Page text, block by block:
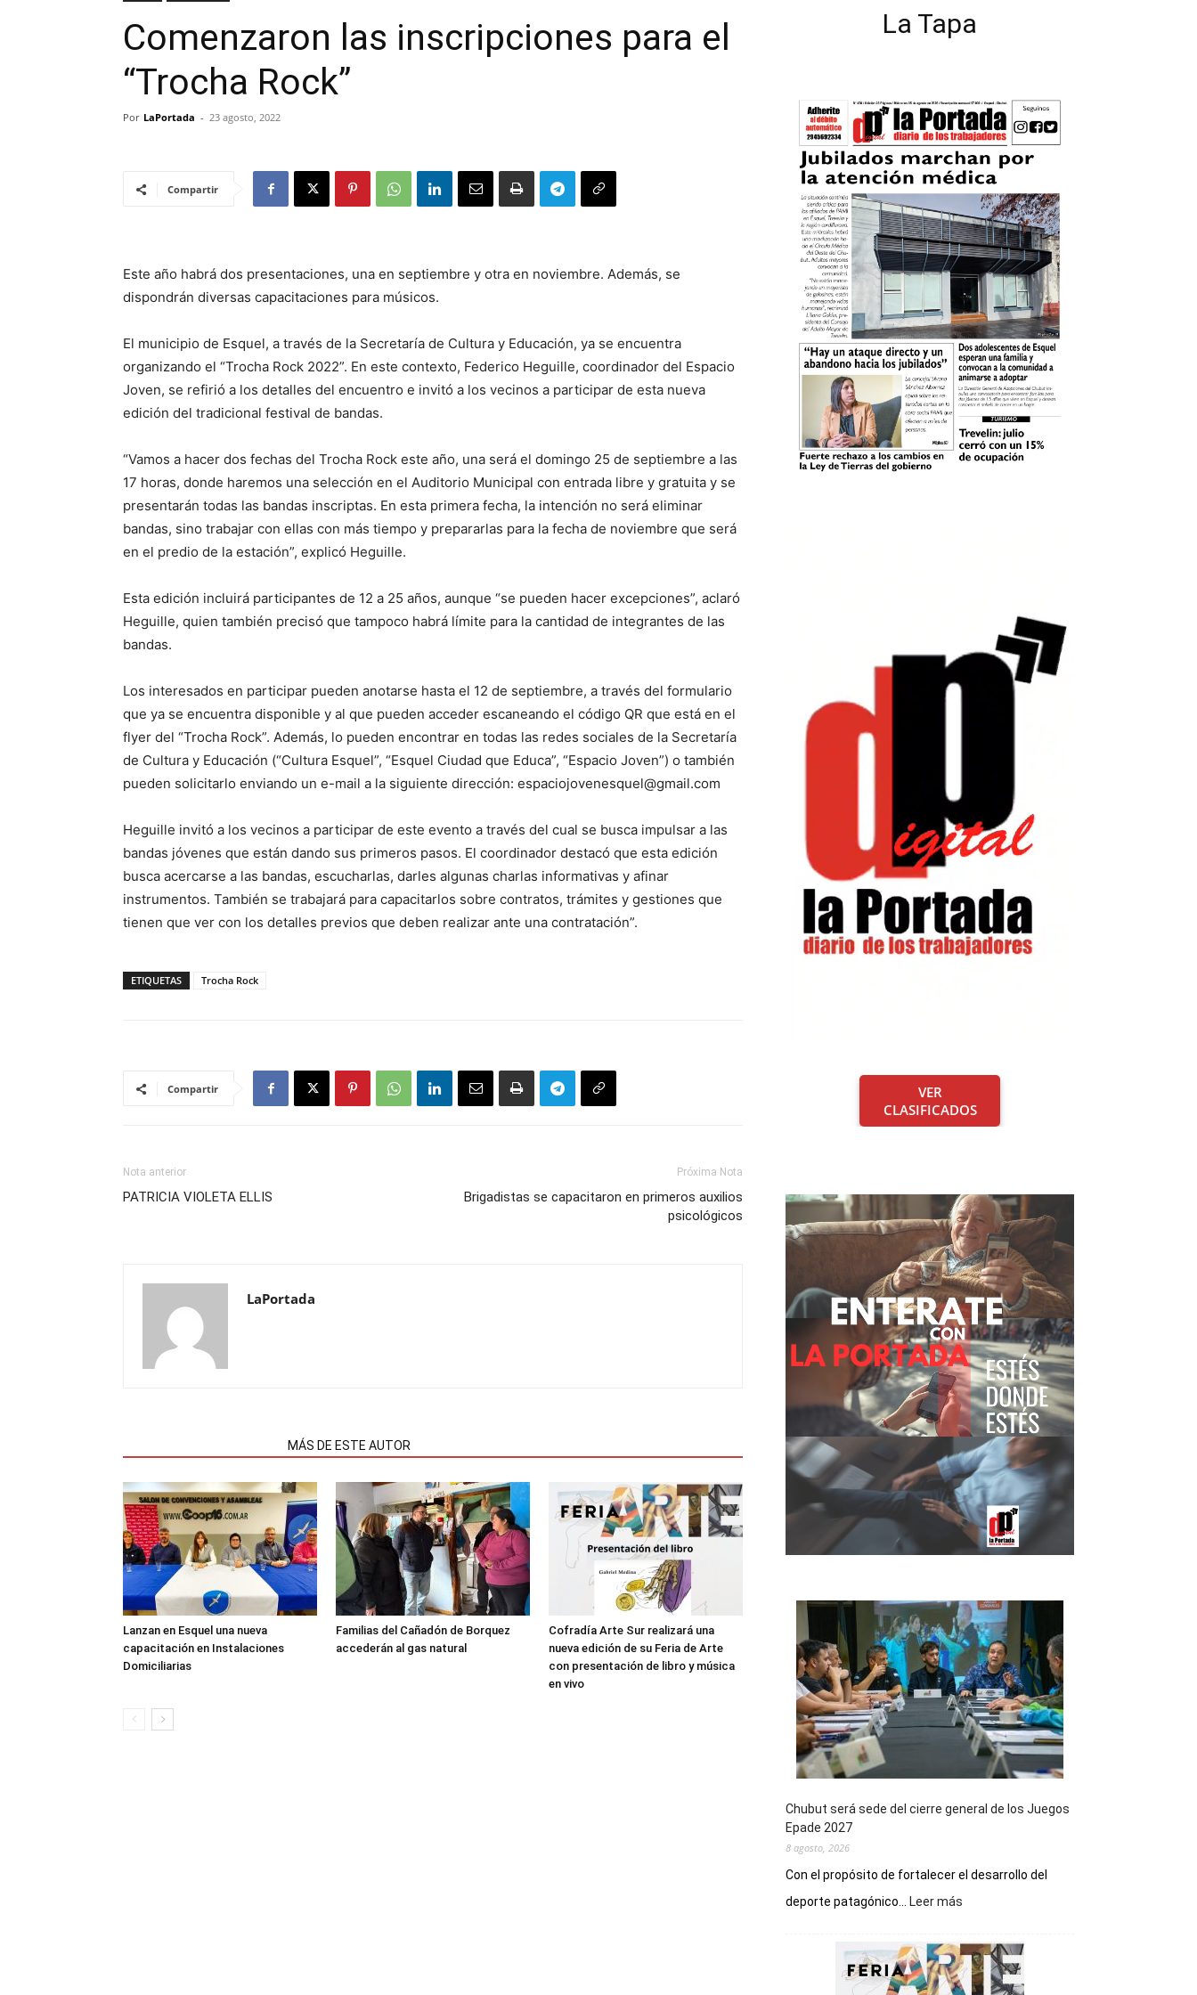
Comenzaron las inscripciones para el
“Trocha Rock”
Por LaPortada - 23 agosto, 2022
Compartir
Este año habrá dos presentaciones, una en septiembre y otra en noviembre. Además, se
dispondrán diversas capacitaciones para músicos.
El municipio de Esquel, a través de la Secretaría de Cultura y Educación, ya se encuentra
organizando el “Trocha Rock 2022”. En este contexto, Federico Heguille, coordinador del Espacio
Joven, se refirió a los detalles del encuentro e invitó a los vecinos a participar de esta nueva
edición del tradicional festival de bandas.
“Vamos a hacer dos fechas del Trocha Rock este año, una será el domingo 25 de septiembre a las
17 horas, donde haremos una selección en el Auditorio Municipal con entrada libre y gratuita y se
presentarán todas las bandas inscriptas. En esta primera fecha, la intención no será eliminar
bandas, sino trabajar con ellas con más tiempo y prepararlas para la fecha de noviembre que será
en el predio de la estación”, explicó Heguille.
Esta edición incluirá participantes de 12 a 25 años, aunque “se pueden hacer excepciones”, aclaró
Heguille, quien también precisó que tampoco habrá límite para la cantidad de integrantes de las
bandas.
Los interesados en participar pueden anotarse hasta el 12 de septiembre, a través del formulario
que ya se encuentra disponible y al que pueden acceder escaneando el código QR que está en el
flyer del “Trocha Rock”. Además, lo pueden encontrar en todas las redes sociales de la Secretaría
de Cultura y Educación (“Cultura Esquel”, “Esquel Ciudad que Educa”, “Espacio Joven”) o también
pueden solicitarlo enviando un e-mail a la siguiente dirección: espaciojovenesquel@gmail.com
Heguille invitó a los vecinos a participar de este evento a través del cual se busca impulsar a las
bandas jóvenes que están dando sus primeros pasos. El coordinador destacó que esta edición
busca acercarse a las bandas, escucharlas, darles algunas charlas informativas y afinar
instrumentos. También se trabajará para capacitarlos sobre contratos, trámites y gestiones que
tienen que ver con los detalles previos que deben realizar ante una contratación”.
ETIQUETAS Trocha Rock
Compartir
Nota anterior
PATRICIA VIOLETA ELLIS
Próxima Nota
Brigadistas se capacitaron en primeros auxilios
psicológicos
LaPortada
MÁS DE ESTE AUTOR
Lanzan en Esquel una nueva
capacitación en Instalaciones
Domiciliarias
Familias del Cañadón de Borquez
accederán al gas natural
Cofradía Arte Sur realizará una
nueva edición de su Feria de Arte
con presentación de libro y música
en vivo
La Tapa
VER
CLASIFICADOS
Chubut será sede del cierre general de los Juegos
Epade 2027
8 agosto, 2026
Con el propósito de fortalecer el desarrollo del
deporte patagónico...
Leer más
sede
del